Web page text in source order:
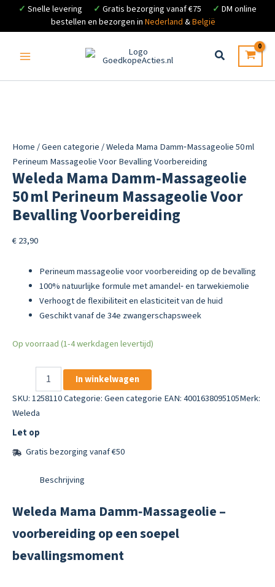
✓ Snelle levering ✓ Gratis bezorging vanaf €75 ✓ DM online
bestellen en bezorgen in Nederland &België
inhoud
Home/Geen categorie/ Weleda Mama Damm‑Massageolie 50 ml
Perineum Massageolie Voor Bevalling Voorbereiding
Weleda Mama Damm‑Massageolie
50 ml Perineum Massageolie Voor
Bevalling Voorbereiding
€23,90
Perineum massageolie voor voorbereiding op de bevalling
100% natuurlijke formule met amandel‑ en tarwekiemolie
Verhoogt de flexibiliteit en elasticiteit van de huid
Geschikt vanaf de 34e zwangerschapsweek
Op voorraad (1-4 werkdagen levertijd)
Damm‑Massageolie
50 ml
Massageolie
Voor
Bevalling
In winkelwagen
SKU:1258110Categorie:Geen categorie EAN: 4001638095105Merk:
Weleda
Let op
Gratis bezorging vanaf €50
Beschrijving
Weleda Mama Damm‑Massageolie –
voorbereiding op een soepel
bevallingsmoment